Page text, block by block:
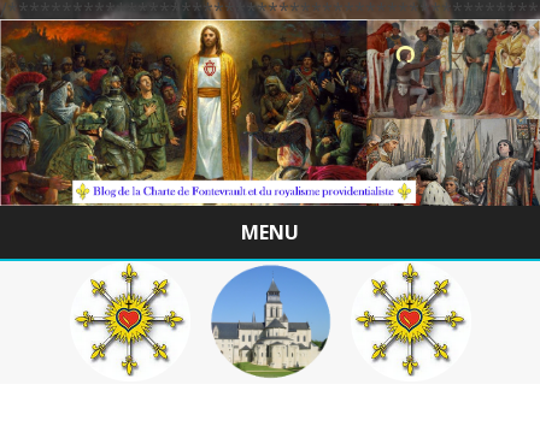
/
MENU
Skip
to
content